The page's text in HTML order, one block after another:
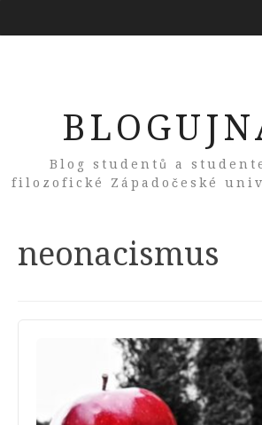
Blog studentů a
filozofické Západočeské
Tag:
neonacismus